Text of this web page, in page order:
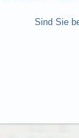
Sind Sie